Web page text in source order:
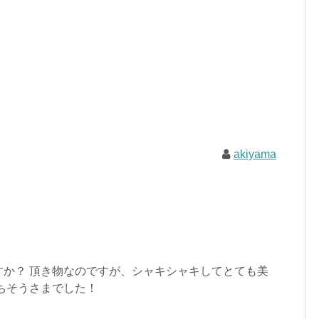
akiyama
？ 頂き物なのですが、シャキシャキしてとても美
うさまでした！